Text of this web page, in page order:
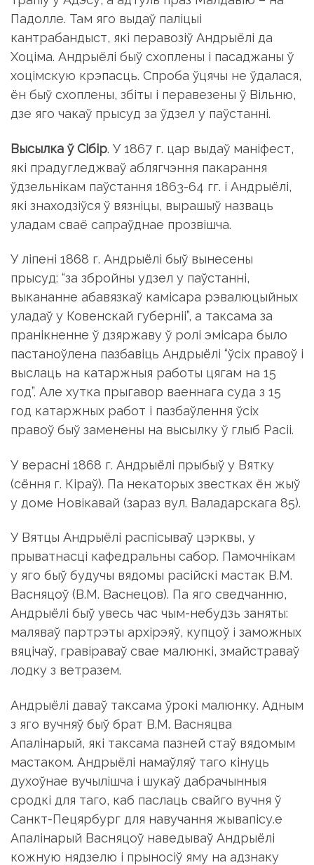
Падолле. Там яго выдаў паліцыі
кантрабандыст, які перавозіў Андрыёлі да
Хоціма. Андрыёлі быў схоплены і пасаджаны ў
хоцімскую крэпасць. Спроба ўцячы не ўдалася,
ён быў схоплены, збіты і перавезены ў Вільню,
дзе яго чакаў прысуд за ўдзел у паўстанні.
Высылка ў Сібір. У 1867 г. цар выдаў маніфест,
які прадугледжваў аблягчэння пакарання
ўдзельнікам паўстання 1863-64 гг. і Андрыёлі,
які знаходзіўся ў вязніцы, вырашыў назваць
уладам сваё сапраўднае прозвішча.
У ліпені 1868 г. Андрыёлі быў вынесены
прысуд: “за збройны удзел у паўстанні,
выкананне абавязкаў камісара рэвалюцыйных
уладаў у Ковенскай губерніі”, а таксама за
пранікненне ў дзяржаву ў ролі эмісара было
пастаноўлена пазбавіць Андрыёлі “ўсіх правоў і
выслаць на катаржныя работы цягам на 15
год”. Але хутка прыгавор ваеннага суда з 15
год катаржных работ і пазбаўлення ўсіх
правоў быў заменены на высылку ў глыб Расіі.
У верасні 1868 г. Андрыёлі прыбыў у Вятку
(сёння г. Кіраў). Па некаторых звестках ён жыў
у доме Новікавай (зараз вул. Валадарскага 85).
У Вятцы Андрыёлі распісываў цэрквы, у
прыватнасці кафедральны сабор. Памочнікам
у яго быў будучы вядомы расійскі мастак В.М.
Васняцоў (В.М. Васнецов). Па яго сведчанню,
Андрыёлі быў увесь час чым-небудзь заняты:
маляваў партрэты архірэяў, купцоў і заможных
вяцічаў, гравіраваў свае малюнкі, змайстраваў
лодку з ветразем.
Андрыёлі даваў таксама ўрокі малюнку. Адным
з яго вучняў быў брат В.М. Васняцва
Апалінарый, які таксама пазней стаў вядомым
мастаком. Андрыёлі намаўляў таго кінуць
духоўнае вучылішча і шукаў дабрачынныя
сродкі для таго, каб паслаць свайго вучня ў
Санкт-Пецярбург для навучання жывапісу.e
Апалінарый Васняцоў наведываў Андрыёлі
кожную нядзелю і прыносіў яму на адзнаку